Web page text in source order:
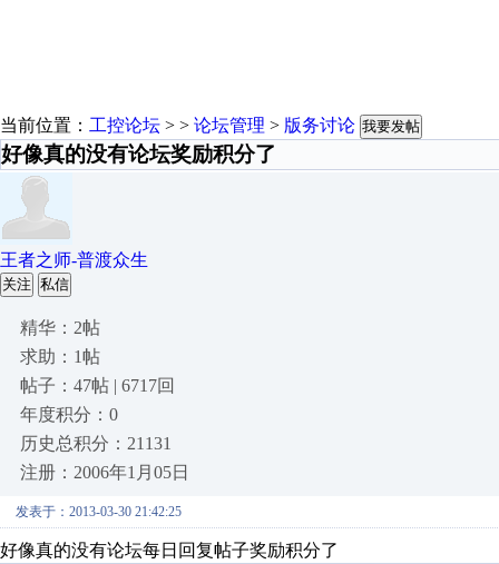
当前位置： 工控论坛 > > 论坛管理 > 版务讨论 我要发帖
好像真的没有论坛奖励积分了
王者之师-普渡众生
关注 私信
精华：2帖
求助：1帖
帖子：47帖 | 6717回
年度积分：0
历史总积分：21131
注册：2006年1月05日
发表于：2013-03-30 21:42:25
好像真的没有论坛每日回复帖子奖励积分了